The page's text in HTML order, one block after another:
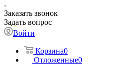
Заказать звонок
Задать вопрос
Войти
Корзина0
Отложенные0